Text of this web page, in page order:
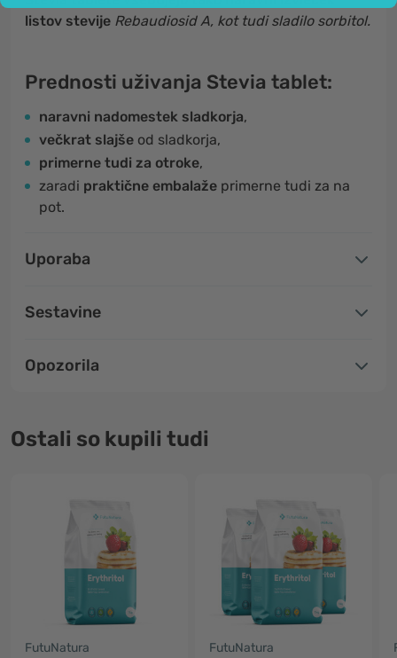
listov stevije Rebaudiosid A, kot tudi sladilo sorbitol.
Prednosti uživanja Stevia tablet:
naravni nadomestek sladkorja,
večkrat slajše od sladkorja,
primerne tudi za otroke,
zaradi praktične embalaže primerne tudi za na
pot.
Uporaba
Sestavine
Opozorila
Ostali so kupili tudi
FutuNatura FutuNatura